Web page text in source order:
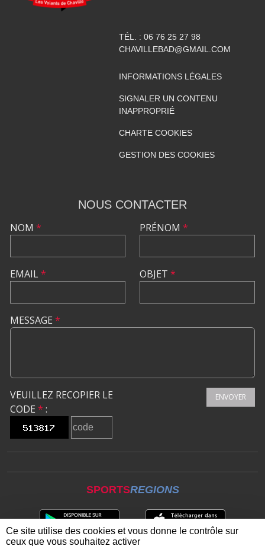
TÉL. : 06 76 25 27 98
CHAVILLEBAD@GMAIL.COM
INFORMATIONS LÉGALES
SIGNALER UN CONTENU
INAPPROPRIÉ
CHARTE COOKIES
GESTION DES COOKIES
NOUS CONTACTER
NOM *
EMAIL*
PRÉNOM *
OBJET *
MESSAGE *
VEUILLEZ RECOPIER LE
CODE * :
ENVOYER
SPORTSREGIONS
Ce site utilise des cookies et vous donne le contrôle sur
ceux que vous souhaitez activer